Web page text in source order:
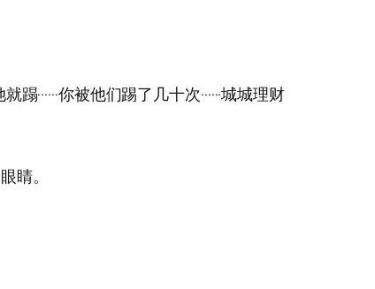
你被他们踢了几十次······城城理财
睛。